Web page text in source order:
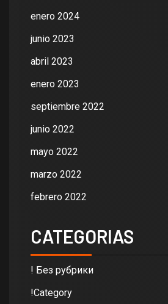
enero 2024
junio 2023
abril 2023
enero 2023
septiembre 2022
junio 2022
mayo 2022
marzo 2022
febrero 2022
CATEGORIAS
! Без рубрики
!Category